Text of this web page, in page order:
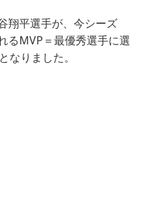
翔平選手が、今シーズ
るMVP＝最優秀選手に選
なりました。